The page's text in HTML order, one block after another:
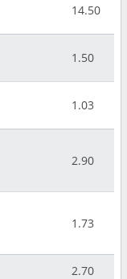
14.50
1.50
1.03
2.90
1.73
2.70